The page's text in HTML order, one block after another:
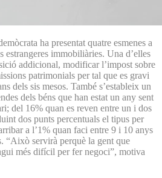
ha presentat quatre esmenes a
estrangeres immobiliàries. Una d’elles
addicional, modificar l’impost sobre
patrimonials per tal que es gravi
dels sis mesos. També s’estableix un
dels béns que han estat un any sent
del 16% quan es reven entre un i dos
dos punts percentuals el tipus per
a l’1% quan faci entre 9 i 10 anys
“Això servirà perquè la gent que
més difícil per fer negoci”, motiva